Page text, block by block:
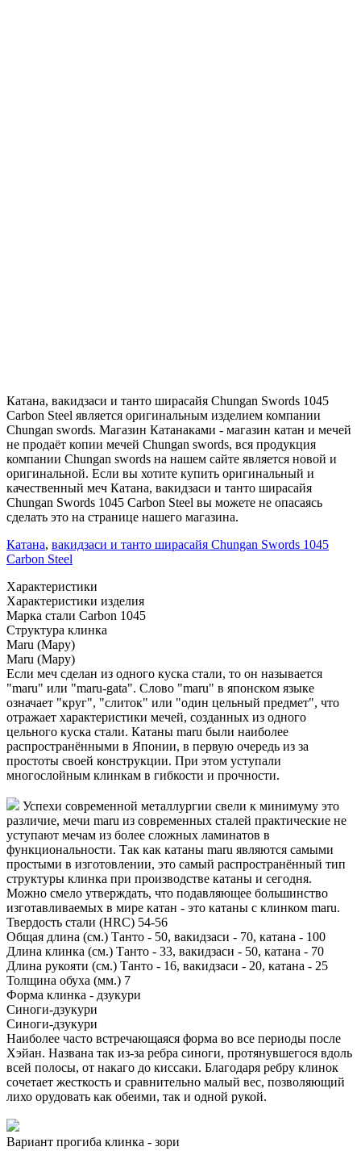
Катана, вакидзаси и танто ширасайя Chungan Swords 1045
Carbon Steel является оригинальным изделием компании
Chungan swords. Магазин Катанаками - магазин катан и мечей
не продаёт копии мечей Chungan swords, вся продукция
компании Chungan swords на нашем сайте является новой и
оригинальной. Если вы хотите купить оригинальный и
качественный меч Катана, вакидзаси и танто ширасайя
Chungan Swords 1045 Carbon Steel вы можете не опасаясь
сделать это на странице нашего магазина.
Катана, вакидзаси и танто ширасайя Chungan Swords 1045
Carbon Steel
Характеристики
Характеристики изделия
Марка стали Carbon 1045
Структура клинка
Maru (Мару)
Maru (Мару)
Если меч сделан из одного куска стали, то он называется
"maru" или "maru-gata". Слово "maru" в японском языке
означает "круг", "слиток" или "один цельный предмет", что
отражает характеристики мечей, созданных из одного
цельного куска стали. Катаны maru были наиболее
распространёнными в Японии, в первую очередь из за
простоты своей конструкции. При этом уступали
многослойным клинкам в гибкости и прочности.
Успехи современной металлургии свели к минимуму это
различие, мечи maru из современных сталей практические не
уступают мечам из более сложных ламинатов в
функциональности. Так как катаны maru являются самыми
простыми в изготовлении, это самый распространённый тип
структуры клинка при производстве катаны и сегодня.
Можно смело утверждать, что подавляющее большинство
изготавливаемых в мире катан - это катаны с клинком maru.
Твердость стали (HRC) 54-56
Общая длина (см.) Танто - 50, вакидзаси - 70, катана - 100
Длина клинка (см.) Танто - 33, вакидзаси - 50, катана - 70
Длина рукояти (см.) Танто - 16, вакидзаси - 20, катана - 25
Толщина обуха (мм.) 7
Форма клинка - дзукури
Синоги-дзукури
Синоги-дзукури
Наиболее часто встречающаяся форма во все периоды после
Хэйан. Названа так из-за ребра синоги, протянувшегося вдоль
всей полосы, от накаго до киссаки. Благодаря ребру клинок
сочетает жесткость и сравнительно малый вес, позволяющий
лихо орудовать как обеими, так и одной рукой.
Вариант прогиба клинка - зори